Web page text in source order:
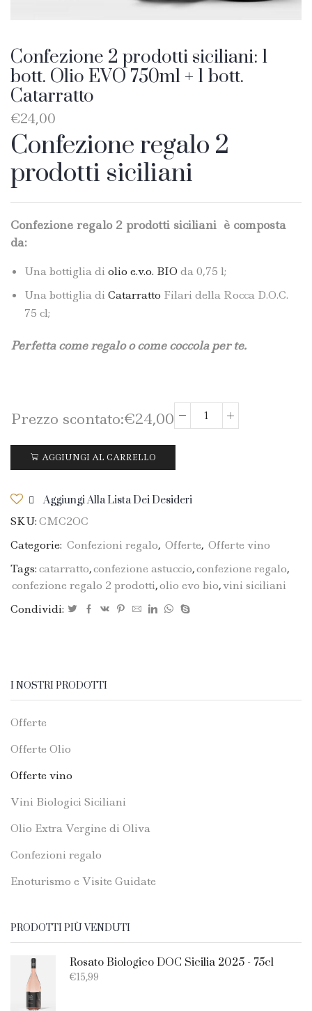
Confezione 2 prodotti siciliani: 1
bott. Olio EVO 750ml + 1 bott.
Catarratto
€24,00
Confezione regalo 2
prodotti siciliani
Confezione regalo 2 prodotti siciliani è composta
da:
Una bottiglia di olio e.v.o. BIOda 0,75 l;
Una bottiglia di Catarratto Filari della Rocca D.O.C.
75 cl;
Perfetta come regalo o come coccola per te.
Prezzo scontato:€24,00
Confezione
EVO
+
1
AGGIUNGI AL CARRELLO
Aggiungi Alla Lista Dei Desideri
SKU:CMC2OC
Categorie: Confezioni regalo, Offerte, Offerte vino
Tags:catarratto,confezione astuccio,confezione regalo,
confezione regalo 2 prodotti,olio evo bio,vini siciliani
Condividi:
I NOSTRI PRODOTTI
Offerte
Offerte Olio
Offerte vino
Vini Biologici Siciliani
Olio Extra Vergine di Oliva
Confezioni regalo
Enoturismo e Visite Guidate
PRODOTTI PIÙ VENDUTI
Rosato Biologico DOC Sicilia 2025 - 75cl
€15,99